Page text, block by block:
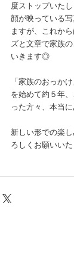
度ストップいたし
顔が映っている
ますが、これか
ズと文章で家族
いきます◎
「家族のおっか
を始めて約５年
った方々、本当
新しい形での楽
ろしくお願いいた